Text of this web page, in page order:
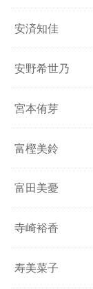
安済知佳
安野希世乃
宮本侑芽
富樫美鈴
富田美憂
寺崎裕香
寿美菜子